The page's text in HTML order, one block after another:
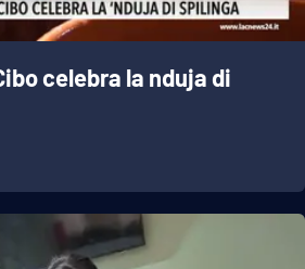
celebra la nduja di